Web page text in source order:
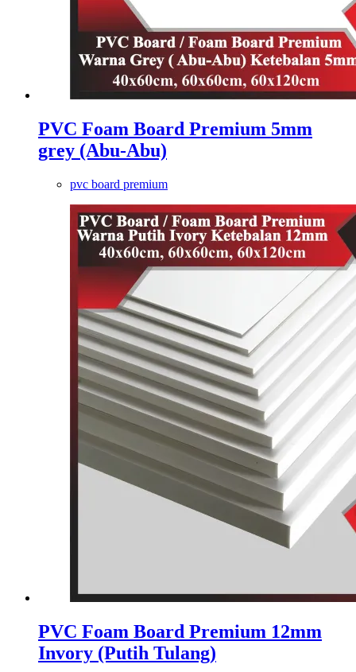
PVC Foam Board Premium 5mm
grey (Abu-Abu)
pvc board premium
PVC Foam Board Premium 12mm
Invory (Putih Tulang)